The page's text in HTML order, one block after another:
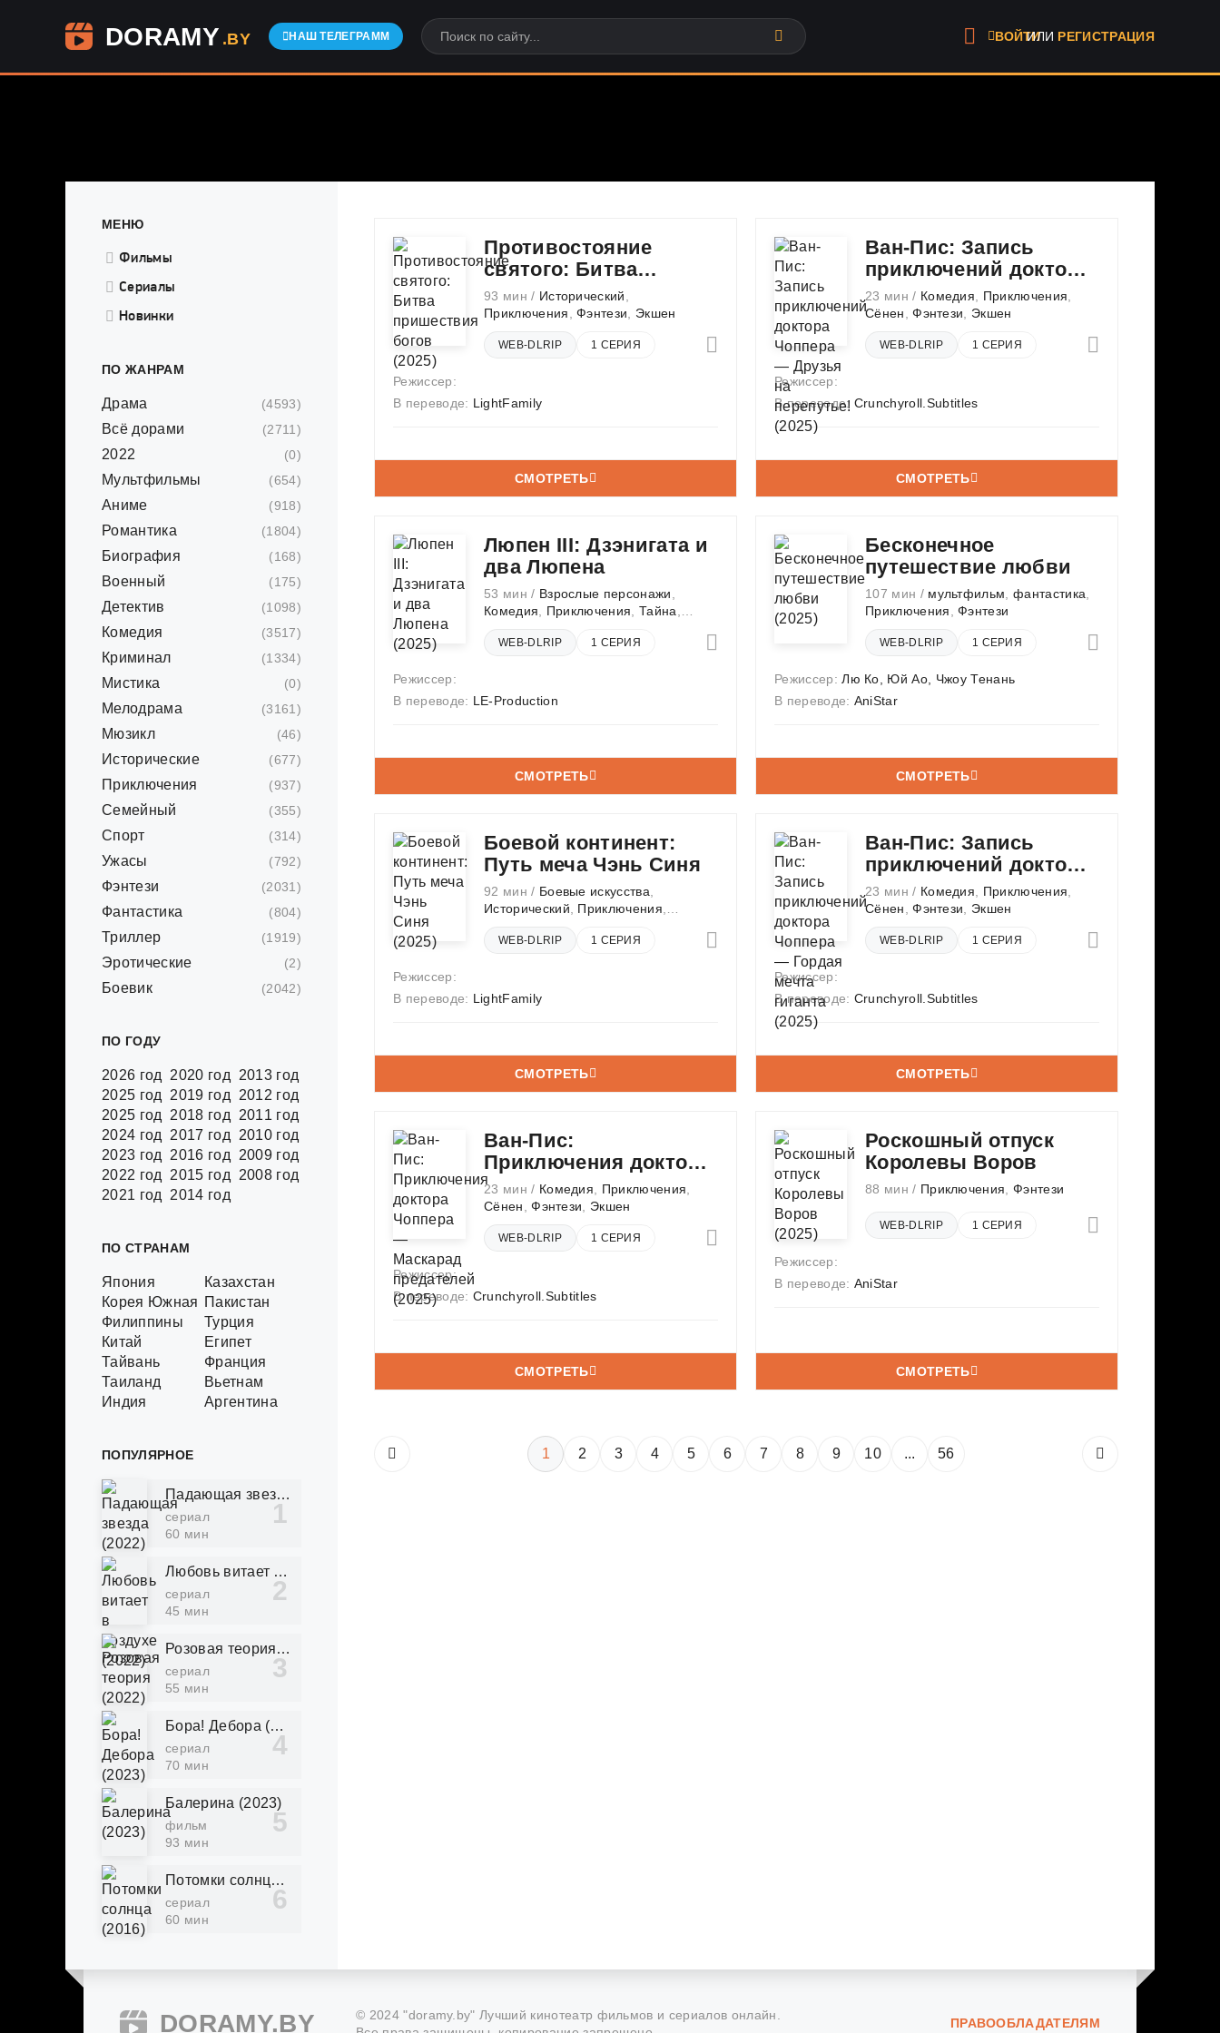
DORAMY .BY НАШ ТЕЛЕГРАММ ВОЙТИИЛИ РЕГИСТРАЦИЯ
Противостояние
святого: Битва
пришествия богов
93 мин / Исторический
Приключения ,Фэнтези Экшен
WEB-DLRIP 1 СЕРИЯ
Режиссер:
В переводе: LightFamily
СМОТРЕТЬ
Ван-Пис: Запись
приключений доктора
Чоппера — Друзья на
перепутье!
23 мин / Комедия Приключения
Сёнен ,Фэнтези Экшен
WEB-DLRIP 1 СЕРИЯ
Режиссер:
В переводе: Crunchyroll.Subtitles
СМОТРЕТЬ
Люпен III: Дзэнигата и
два Люпена
53 мин / Взрослые персонажи
Комедия
Приключения Тайна
Экшен
WEB-DLRIP 1 СЕРИЯ
Режиссер:
В переводе: LE-Production
СМОТРЕТЬ
Бесконечное
путешествие любви
107 мин / мультфильм фантастика
Приключения ,Фэнтези
WEB-DLRIP 1 СЕРИЯ
Режиссер: Лю Ко Юй Ао
Чжоу Тенань
В переводе: AniStar
СМОТРЕТЬ
Боевой континент:
Путь меча Чэнь Синя
92 мин / Боевые искусства
Исторический
Приключения
Фэнтези,Экшен
WEB-DLRIP 1 СЕРИЯ
Режиссер:
В переводе: LightFamily
СМОТРЕТЬ
Ван-Пис: Запись
приключений доктора
Чоппера — Гордая
мечта гиганта
23 мин / Комедия Приключения
Сёнен ,Фэнтези Экшен
WEB-DLRIP 1 СЕРИЯ
Режиссер:
В переводе: Crunchyroll.Subtitles
СМОТРЕТЬ
Ван-Пис:
Приключения доктора
Чоппера — Маскарад
предателей
23 мин / Комедия Приключения
Сёнен ,Фэнтези Экшен
WEB-DLRIP 1 СЕРИЯ
Режиссер:
В переводе: Crunchyroll.Subtitles
СМОТРЕТЬ
Роскошный отпуск
Королевы Воров
88 мин / Приключения ,Фэнтези
WEB-DLRIP 1 СЕРИЯ
Режиссер:
В переводе: AniStar
СМОТРЕТЬ
1 2 3 4 5 6 7 8 9 10 ... 56
МЕНЮ
Фильмы
Сериалы
Новинки
ПО ЖАНРАМ
Драма (4593)
Всё дорами (2711)
2022 (0)
Мультфильмы (654)
Аниме (918)
Романтика (1804)
Биография (168)
Военный (175)
Детектив (1098)
Комедия (3517)
Криминал (1334)
Мистика (0)
Мелодрама (3161)
Мюзикл (46)
Исторические (677)
Приключения (937)
Семейный (355)
Спорт (314)
Ужасы (792)
Фэнтези (2031)
Фантастика (804)
Триллер (1919)
Эротические (2)
Боевик (2042)
ПО ГОДУ
2026 год
2025 год
2025 год
2024 год
2023 год
2022 год
2021 год
2020 год
2019 год
2018 год
2017 год
2016 год
2015 год
2014 год
2013 год
2012 год
2011 год
2010 год
2009 год
2008 год
ПО СТРАНАМ
Япония
Корея Южная
Филиппины
Китай
Тайвань
Таиланд
Индия
Казахстан
Пакистан
Турция
Египет
Франция
Вьетнам
Аргентина
ПОПУЛЯРНОЕ
Падающая звезда (2022)
сериал
60 мин
Любовь витает в воздухе (2022)
сериал
45 мин
Розовая теория (2022)
сериал
55 мин
Бора! Дебора (2023)
сериал
70 мин
Балерина (2023)
фильм
93 мин
Потомки солнца (2016)
сериал
60 мин
DORAMY.BY
© 2024 "doramy.by" Лучший кинотеатр фильмов и сериалов онлайн.
ПРАВООБЛАДАТЕЛЯМ